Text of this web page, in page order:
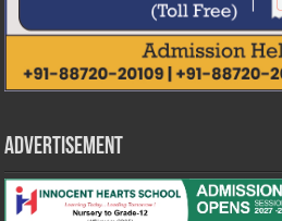
Advertisement